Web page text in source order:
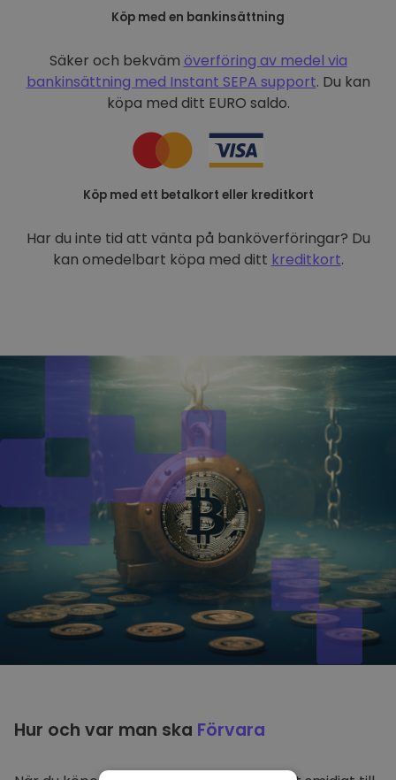
Köp med en bankinsättning
Säker och bekväm överföring av medel via
bankinsättning med Instant SEPA support. Du kan
köpa med ditt EURO saldo.
Köp med ett betalkort eller kreditkort
Har du inte tid att vänta på banköverföringar? Du
kan omedelbart köpa med ditt kreditkort.
Hur och var man ska Förvara